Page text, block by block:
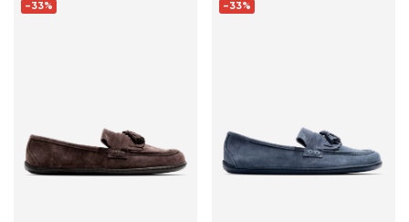
-33% -33%